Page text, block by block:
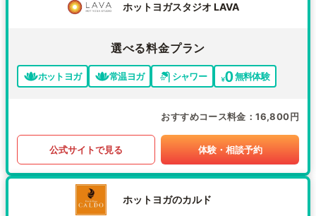
ホットヨガスタジオ LAVA
選べる料金プラン
ホットヨガ 常温ヨガ シャワー 無料体験
おすすめコース料金 16,800円
公式サイトで見る 体験・相談予約
ホットヨガのカルド